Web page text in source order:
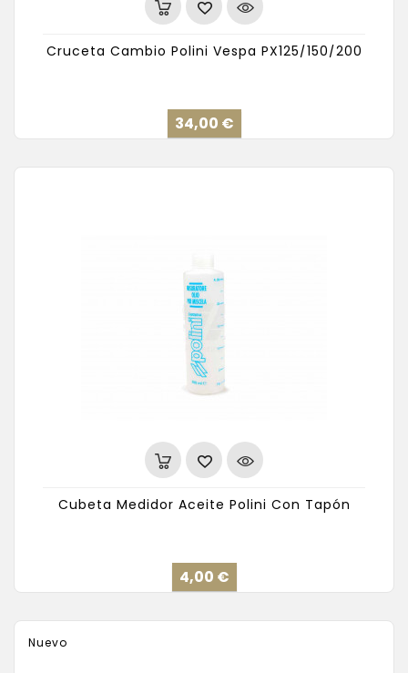
Cruceta Cambio Polini Vespa PX125/150/200
34,00 €
Cubeta Medidor Aceite Polini Con Tapón
4,00 €
Nuevo